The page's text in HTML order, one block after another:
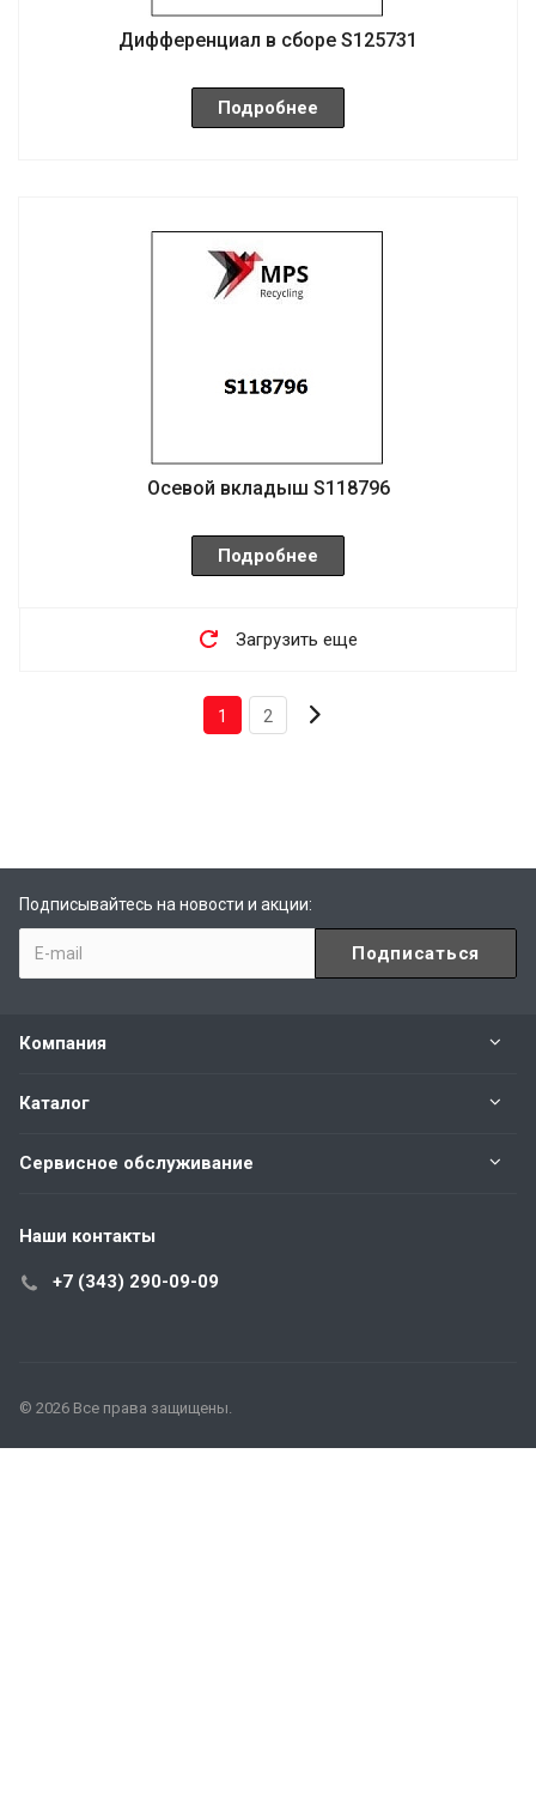
Дифференциал в сборе S125731
Подробнее
Осевой вкладыш S118796
Подробнее
Загрузить еще
1 2
Подписывайтесь на новости и акции:
Компания
Каталог
Сервисное обслуживание
Наши контакты
+7 (343) 290-09-09
© 2026 Все права защищены.